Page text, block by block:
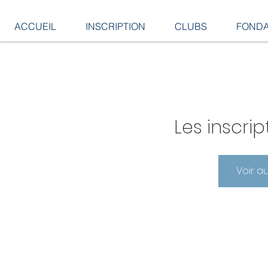
ACCUEIL INSCRIPTION CLUBS
Les
Voir